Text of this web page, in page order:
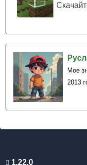
Мое
2013
1.22.0